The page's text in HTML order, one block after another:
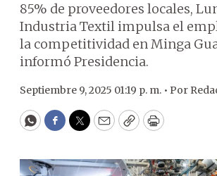
85% de proveedores locales,
Industria Textil impulsa el
la competitividad en Minga
informó Presidencia.
Septiembre 9, 2025 01:19 p. m. • Por
WhatsApp
Facebook
Twitter
EmailCopyPrint